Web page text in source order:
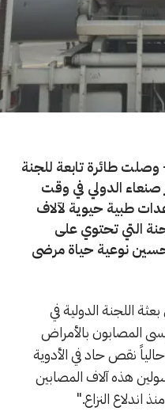
طائرة تابعة للجنة
صنعاء الدولي في وقت
طبية حيوية لآلاف
التي تحتوي على
في تحسين نوعية حياة مرضى
اللجنة الدولية في
المصابون بالأمراض
نقص حاد في الأدوية
هذه آلاف المصابين
اندلاع النزاع."